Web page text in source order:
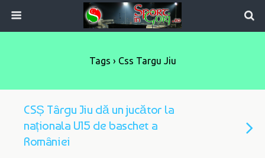
Tags › Css Targu Jiu
CSȘ Târgu Jiu dă un jucător la
naționala U15 de baschet a
României